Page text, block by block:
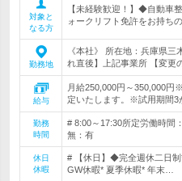
対象と
なる方
【未経験歓迎！】◆自動車
ォークリフト免許をお持ち
勤務地
《本社》 所在地：兵庫県三
れ直後】上記事業所 【変更
給与
月給250,000円～350,000円
定いたします。※試用期間3
勤務
時間
# 8:00～17:30所定労働時間
無：有
休日
休暇
# 【休日】◆完全週休二日
GW休暇* 夏季休暇* 年末…